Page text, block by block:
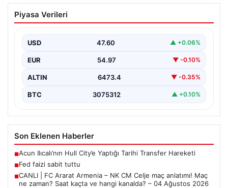
Tekirdağ’da Su Kaynakları Güvenliği İçin
Sıkı Denetimler ve Büyük Ceza
Türkiye’nin Marmara bölgesindeki önemli tarım ve
çalışmalarını…
Piyasa Verileri
USD 47.60 ▲ +0.06%
EUR 54.97 ▼ -0.10%
ALTIN 6473.4 ▼ -0.35%
BTC 3075312 ▲ +0.10%
Son Eklenen Haberler
■Acun Ilıcalı’nın Hull City’e Yaptığı Tarihi Transfer Hareketi
■Fed faizi sabit tuttu
■CANLI | FC Ararat Armenia – NK CM Celje maç anlatımı! Maç
ne zaman? Saat kaçta ve hangi kanalda? – 04 Ağustos 2026